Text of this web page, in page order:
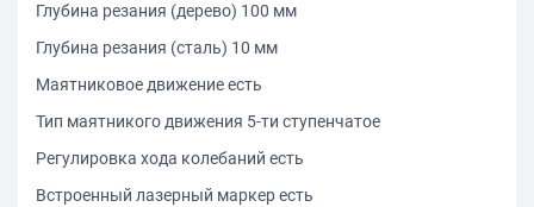
Глубина резания (дерево) 100 мм
Глубина резания (сталь) 10 мм
Маятниковое движение есть
Тип маятникого движения 5-ти ступенчатое
Регулировка хода колебаний есть
Встроенный лазерный маркер есть